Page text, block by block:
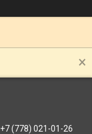
+7 (778) 021-01-26